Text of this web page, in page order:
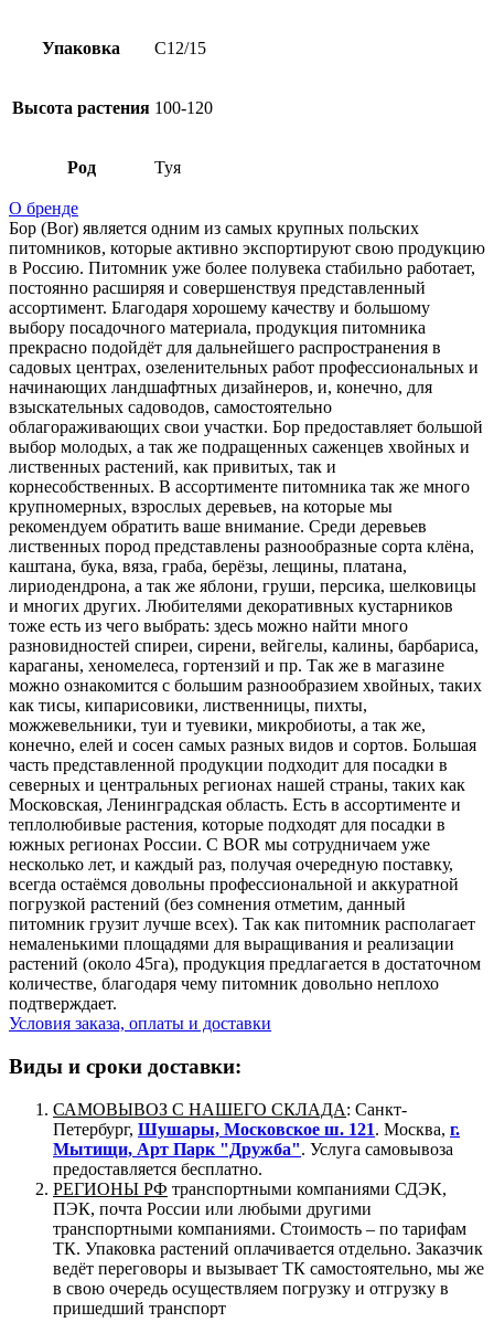
Упаковка C12/15
Высота растения 100-120
Род Туя
О бренде
Бор (Bor) является одним из самых крупных польских
питомников, которые активно экспортируют свою продукцию
в Россию. Питомник уже более полувека стабильно работает,
постоянно расширяя и совершенствуя представленный
ассортимент. Благодаря хорошему качеству и большому
выбору посадочного материала, продукция питомника
прекрасно подойдёт для дальнейшего распространения в
садовых центрах, озеленительных работ профессиональных и
начинающих ландшафтных дизайнеров, и, конечно, для
взыскательных садоводов, самостоятельно
облагораживающих свои участки. Бор предоставляет большой
выбор молодых, а так же подращенных саженцев хвойных и
лиственных растений, как привитых, так и
корнесобственных. В ассортименте питомника так же много
крупномерных, взрослых деревьев, на которые мы
рекомендуем обратить ваше внимание. Среди деревьев
лиственных пород представлены разнообразные сорта клёна,
каштана, бука, вяза, граба, берёзы, лещины, платана,
лириодендрона, а так же яблони, груши, персика, шелковицы
и многих других. Любителями декоративных кустарников
тоже есть из чего выбрать: здесь можно найти много
разновидностей спиреи, сирени, вейгелы, калины, барбариса,
караганы, хеномелеса, гортензий и пр. Так же в магазине
можно ознакомится с большим разнообразием хвойных, таких
как тисы, кипарисовики, лиственницы, пихты,
можжевельники, туи и туевики, микробиоты, а так же,
конечно, елей и сосен самых разных видов и сортов. Большая
часть представленной продукции подходит для посадки в
северных и центральных регионах нашей страны, таких как
Московская, Ленинградская область. Есть в ассортименте и
теплолюбивые растения, которые подходят для посадки в
южных регионах России. С BOR мы сотрудничаем уже
несколько лет, и каждый раз, получая очередную поставку,
всегда остаёмся довольны профессиональной и аккуратной
погрузкой растений (без сомнения отметим, данный
питомник грузит лучше всех). Так как питомник располагает
немаленькими площадями для выращивания и реализации
растений (около 45га), продукция предлагается в достаточном
количестве, благодаря чему питомник довольно неплохо
подтверждает.
Условия заказа, оплаты и доставки
Виды и сроки доставки:
САМОВЫВОЗ С НАШЕГО СКЛАДА: Санкт-
Петербург, Шушары, Московское ш. 121. Москва, г.
Мытищи, Арт Парк "Дружба". Услуга самовывоза
предоставляется бесплатно.
РЕГИОНЫ РФ транспортными компаниями СДЭК,
ПЭК, почта России или любыми другими
транспортными компаниями. Стоимость – по тарифам
ТК. Упаковка растений оплачивается отдельно. Заказчик
ведёт переговоры и вызывает ТК самостоятельно, мы же
в свою очередь осуществляем погрузку и отгрузку в
пришедший транспорт